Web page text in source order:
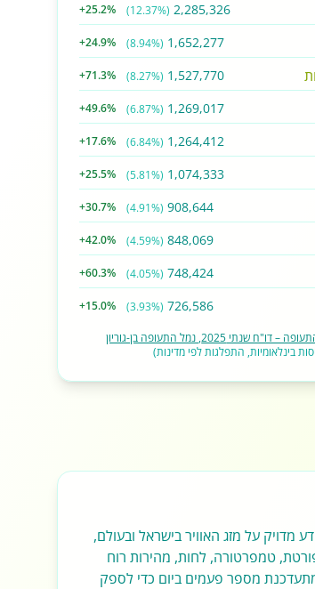
2,285,326
(12.37%)
+25.2%
1,652,277
(8.94%)
+24.9%
1,527,770
(8.27%)
+71.3%
1,269,017
(6.87%)
+49.6%
1,264,412
(6.84%)
+17.6%
1,074,333
(5.81%)
+25.5%
908,644
(4.91%)
+30.7%
848,069
(4.59%)
+42.0%
748,424
(4.05%)
+60.3%
726,586
(3.93%)
+15.0%
שנתי 2025, נמל התעופה בן-גוריון
בינלאומיות, התפלגות לפי מדינות)
מדויק על מזג האוויר בישראל ובעולם,
טמפרטורה, לחות, מהירות רוח
מספר פעמים ביום כדי לספק